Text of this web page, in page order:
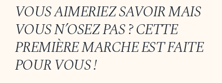
VOUS AIMERIEZ SAVOIR MAIS
VOUS N’OSEZ PAS ? CETTE
PREMIÈRE MARCHE EST FAITE
POUR VOUS !